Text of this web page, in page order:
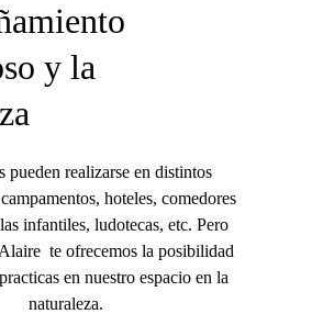
y la
pueden realizarse en distintos
hoteles, comedores
infantiles, ludotecas, etc. Pero
te ofrecemos la posibilidad
en nuestro espacio en la
naturaleza.